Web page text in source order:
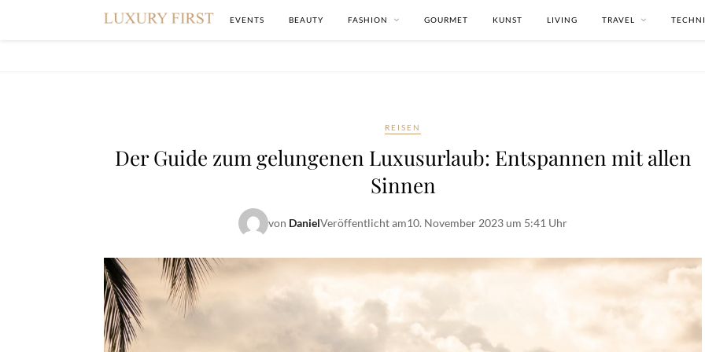
EVENTS BEAUTY FASHION GOURMET KUNST LIVING TRAVEL
REISEN
Der Guide zum gelungenen Luxusurlaub: Entspannen mit allen
Sinnen
von DanielVeröffentlicht am10. November 2023 um 5:41 Uhr